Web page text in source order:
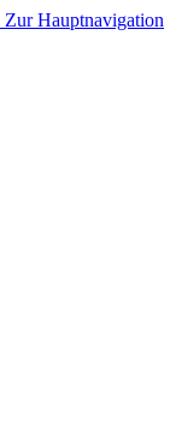
Zur Hauptnavigation